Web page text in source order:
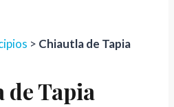
> Chiautla de Tapia
Tapia